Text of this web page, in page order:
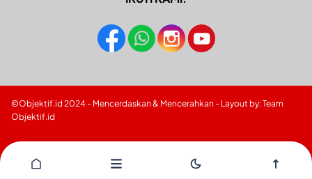
©Objektif.id 2024 - Mencerdaskan & Mencerahkan - Layout by: Team
Objektif.id